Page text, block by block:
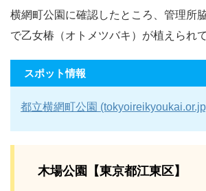
横網町公園に確認したところ、管理所
で乙女椿（オトメツバキ）が植えられ
スポット情報
都立横網町公園
木場公園【東京都江東区】